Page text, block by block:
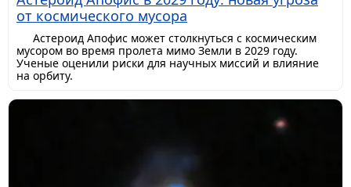
от космического мусора
Астероид Апофис может столкнуться с космическим
мусором во время пролета мимо Земли в 2029 году.
Ученые оценили риски для научных миссий и влияние
на орбиту.